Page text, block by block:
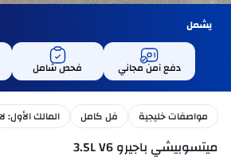
يشمل
دفع آمن مجاني فحص شامل
مواصفات خليجية فل كامل المالك الأول: لا
ميتسوبيشي باجيرو 3.5L V6